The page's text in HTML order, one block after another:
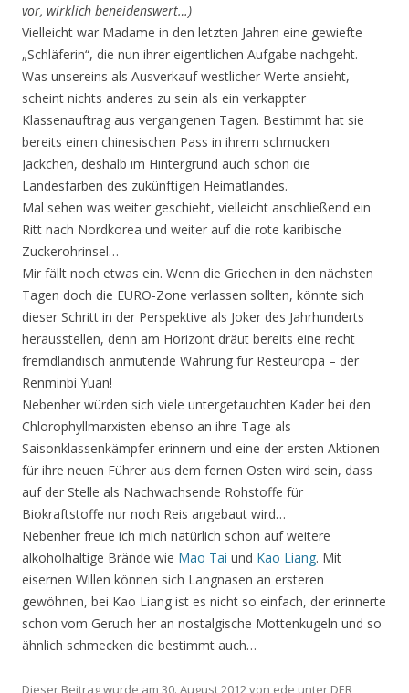
vor, wirklich beneidenswert…)
Vielleicht war Madame in den letzten Jahren eine gewiefte
„Schläferin“, die nun ihrer eigentlichen Aufgabe nachgeht.
Was unsereins als Ausverkauf westlicher Werte ansieht,
scheint nichts anderes zu sein als ein verkappter
Klassenauftrag aus vergangenen Tagen. Bestimmt hat sie
bereits einen chinesischen Pass in ihrem schmucken
Jäckchen, deshalb im Hintergrund auch schon die
Landesfarben des zukünftigen Heimatlandes.
Mal sehen was weiter geschieht, vielleicht anschließend ein
Ritt nach Nordkorea und weiter auf die rote karibische
Zuckerohrinsel…
Mir fällt noch etwas ein. Wenn die Griechen in den nächsten
Tagen doch die EURO-Zone verlassen sollten, könnte sich
dieser Schritt in der Perspektive als Joker des Jahrhunderts
herausstellen, denn am Horizont dräut bereits eine recht
fremdländisch anmutende Währung für Resteuropa – der
Renminbi Yuan!
Nebenher würden sich viele untergetauchten Kader bei den
Chlorophyllmarxisten ebenso an ihre Tage als
Saisonklassenkämpfer erinnern und eine der ersten Aktionen
für ihre neuen Führer aus dem fernen Osten wird sein, dass
auf der Stelle als Nachwachsende Rohstoffe für
Biokraftstoffe nur noch Reis angebaut wird…
Nebenher freue ich mich natürlich schon auf weitere
alkoholhaltige Brände wie Mao Tai und Kao Liang. Mit
eisernen Willen können sich Langnasen an ersteren
gewöhnen, bei Kao Liang ist es nicht so einfach, der erinnerte
schon vom Geruch her an nostalgische Mottenkugeln und so
ähnlich schmecken die bestimmt auch…
Dieser Beitrag wurde am 30. August 2012von ede unter DER